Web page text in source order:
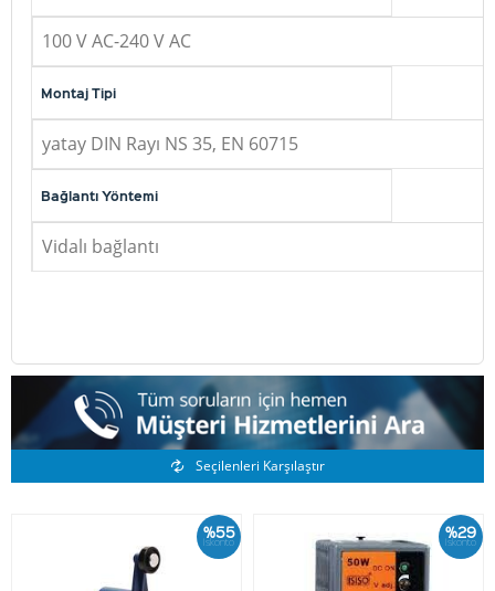
100 V AC-240 V AC
Montaj Tipi
yatay DIN Rayı NS 35, EN 60715
Bağlantı Yöntemi
Vidalı bağlantı
Benzer Ürünler
Seçilenleri Karşılaştır
%55
İskonto %29
İskonto